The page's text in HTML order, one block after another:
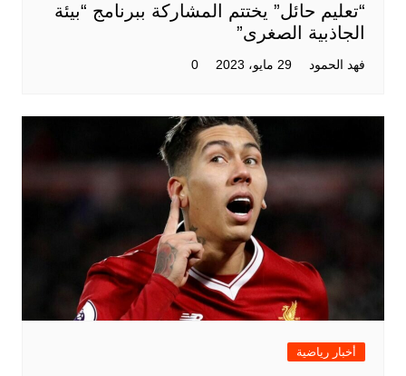
“تعليم حائل” يختتم المشاركة ببرنامج “بيئة
الجاذبية الصغرى”
فهد الحمود 29 مايو، 2023 0
أخبار رياضية